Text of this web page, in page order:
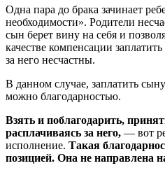
Одна пара до брака зачинает
необ­ходимости». Родители
сын берет вину на себя и
качестве компенсации
за него несчастны.
В данном случае, заплатить
можно благодарностью.
Взять и поблагодарить,
расплачиваясь за него, — вот
исполнение. Такая
позицией. Она не направлена